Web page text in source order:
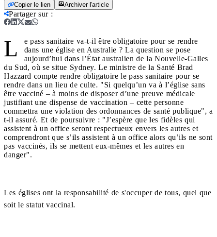
Copier le lien Archiver l'article
Partager sur:
L
e pass sanitaire va-t-il être obligatoire pour se rendre
dans une église en Australie ? La question se pose
aujourd’hui dans l’État australien de la Nouvelle-Galles
du Sud, où se situe Sydney. Le ministre de la Santé Brad
Hazzard compte rendre obligatoire le pass sanitaire pour se
rendre dans un lieu de culte. "Si quelqu’un va à l’église sans
être vacciné – à moins de disposer d’une preuve médicale
justifiant une dispense de vaccination – cette personne
commettra une violation des ordonnances de santé publique", a
t-il assuré. Et de poursuivre : "J’espère que les fidèles qui
assistent à un office seront respectueux envers les autres et
comprendront que s’ils assistent à un office alors qu’ils ne sont
pas vaccinés, ils se mettent eux-mêmes et les autres en
danger".
Les églises ont la responsabilité de s'occuper de tous, quel que
soit le statut vaccinal.